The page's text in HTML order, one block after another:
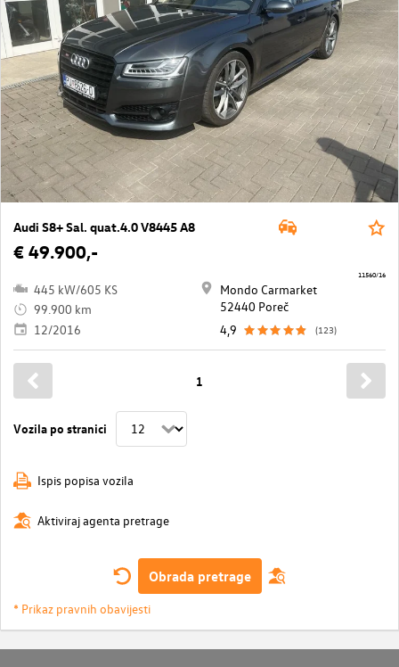
Audi S8+ Sal. quat.4.0 V8445 A8
€ 49.900,-
445 kW/605 KS
99.900 km
12/2016
Mondo Carmarket
52440 Poreč
4,9
(123)
11560/16
Vozila po stranici
1
Ispis popisa vozila
Aktiviraj agenta pretrage
Obrada pretrage
* Prikaz pravnih obavijesti